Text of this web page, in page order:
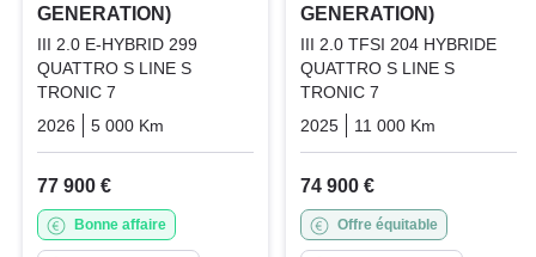
GENERATION)
III 2.0 E-HYBRID 299
QUATTRO S LINE S
TRONIC 7
2026
5 000 Km Hybrid_essence_electric
77 900 €
Bonne affaire
GENERATION)
III 2.0 TFSI 204 HYBRIDE
QUATTRO S LINE S
TRONIC 7
2025
11 000 Km
74 900 €
Offre équitable